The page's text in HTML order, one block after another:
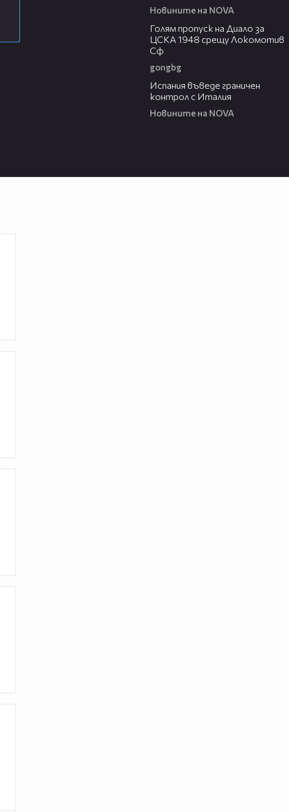
Новините на NOVA
Голям пропуск на Диало за
ЦСКА 1948 срещу Локомотив
Сф
gongbg
Испания въведе граничен
контрол с Италия
Новините на NOVA